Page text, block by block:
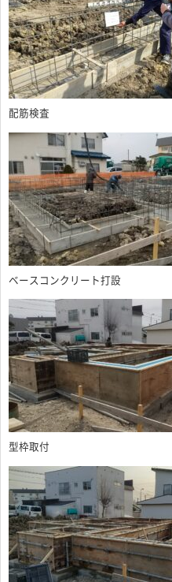
配筋検査
ベースコンクリート打設
型枠取付